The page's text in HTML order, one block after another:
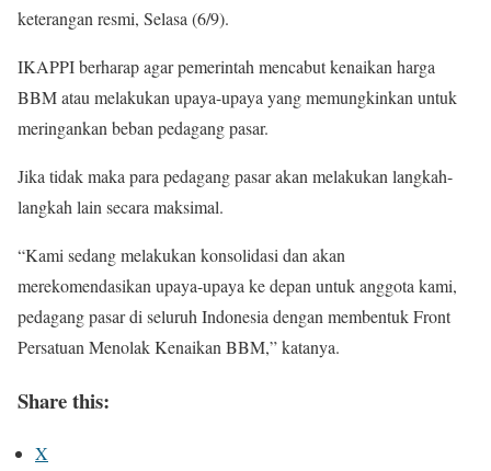
keterangan resmi, Selasa (6/9).
IKAPPI berharap agar pemerintah mencabut kenaikan harga
BBM atau melakukan upaya-upaya yang memungkinkan untuk
meringankan beban pedagang pasar.
Jika tidak maka para pedagang pasar akan melakukan langkah-
langkah lain secara maksimal.
“Kami sedang melakukan konsolidasi dan akan
merekomendasikan upaya-upaya ke depan untuk anggota kami,
pedagang pasar di seluruh Indonesia dengan membentuk Front
Persatuan Menolak Kenaikan BBM,” katanya.
Share this:
X